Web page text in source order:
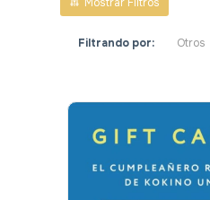
Filtrando por: Otros